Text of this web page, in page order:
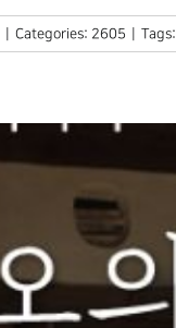
Categories: 2605 Tags: